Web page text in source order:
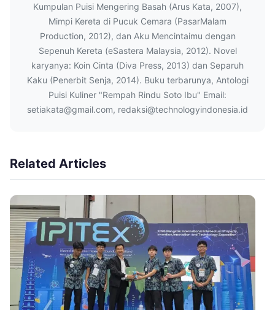
Kumpulan Puisi Mengering Basah (Arus Kata, 2007),
Mimpi Kereta di Pucuk Cemara (PasarMalam
Production, 2012), dan Aku Mencintaimu dengan
Sepenuh Kereta (eSastera Malaysia, 2012). Novel
karyanya: Koin Cinta (Diva Press, 2013) dan Separuh
Kaku (Penerbit Senja, 2014). Buku terbarunya, Antologi
Puisi Kuliner "Rempah Rindu Soto Ibu" Email:
setiakata@gmail.com, redaksi@technologyindonesia.id
Related Articles